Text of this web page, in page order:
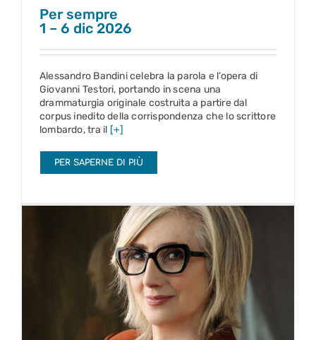
Per sempre
1 – 6 dic 2026
Alessandro Bandini celebra la parola e l’opera di
Giovanni Testori, portando in scena una
drammaturgia originale costruita a partire dal
corpus inedito della corrispondenza che lo scrittore
lombardo, tra il [+]
PER SAPERNE DI PIÙ
Madre Courage e i suoi figli
1 – 13 dic 2026